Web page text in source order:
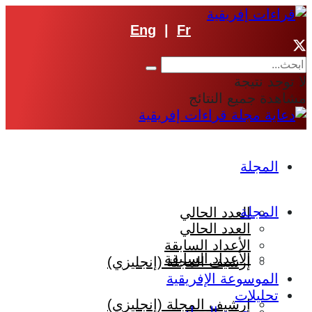
Eng Fr
لا توجد نتيجة
مشاهدة جميع النتائج
المجلة
العدد الحالي
الأعداد السابقة
إرشيف المجلة (إنجليزي)
المجلة
العدد الحالي
الأعداد السابقة
إرشيف المجلة (إنجليزي)
الموسوعة الإفريقية
تحليلات